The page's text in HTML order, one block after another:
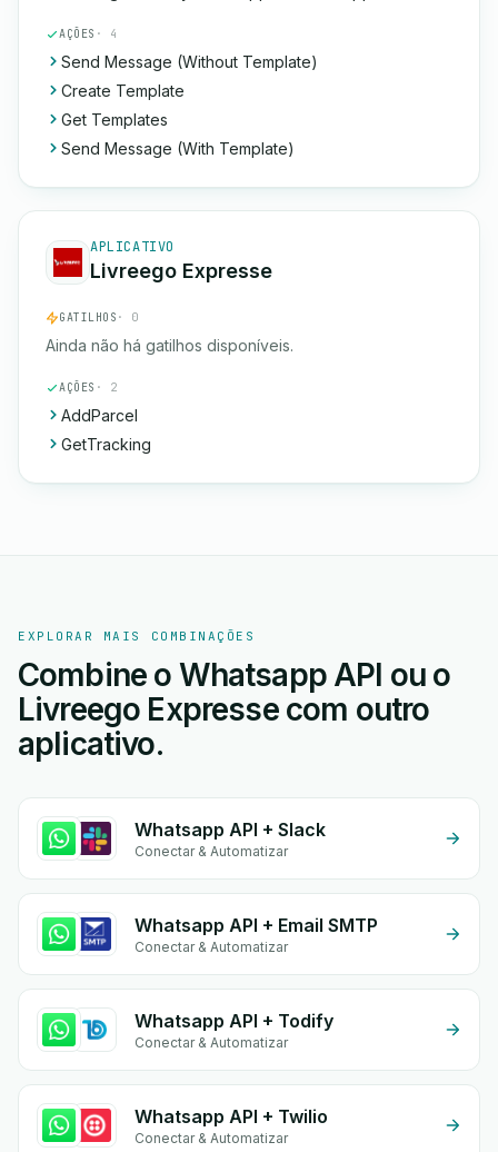
AÇÕES · 4
Send Message (Without Template)
Create Template
Get Templates
Send Message (With Template)
APLICATIVO
Livreego Expresse
GATILHOS · 0
Ainda não há gatilhos disponíveis.
AÇÕES · 2
AddParcel
GetTracking
EXPLORAR MAIS COMBINAÇÕES
Combine o Whatsapp API ou o
Livreego Expresse com outro
aplicativo.
Whatsapp API + Slack
Conectar & Automatizar
Whatsapp API + Email SMTP
Conectar & Automatizar
Whatsapp API + Todify
Conectar & Automatizar
Whatsapp API + Twilio
Conectar & Automatizar